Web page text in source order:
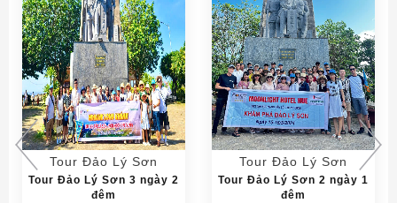
Tour Đảo Lý Sơn
Tour Đảo Lý Sơn 3 ngày 2
đêm
Tour Đảo Lý Sơn
Tour Đảo Lý Sơn 2 ngày 1
đêm